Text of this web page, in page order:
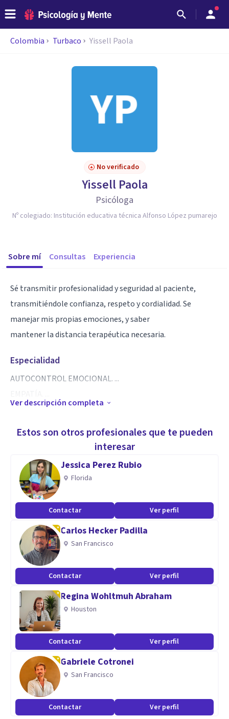
Colombia Turbaco Yissell Paola
No verificado
Yissell Paola
Psicóloga
Nº colegiado: Institución educativa técnica Alfonso López pumarejo
Sobre mí Consultas Experiencia
Sé transmitir profesionalidad y seguridad al paciente,
transmitiéndole confianza, respeto y cordialidad. Se
manejar mis propias emociones, y saber
mantener la distancia terapéutica necesaria.
Especialidad
AUTOCONTROL EMOCIONAL. ...
APERTURA MENTAL. ...
Aptitudes
Capacidad de abstracción, análisis y síntesis.
Capacidad de inteligencia emocional.
Capacidad para identificar, plantear y resolver problemas.
Capacidad de aprendizaje autónomo y actualizarse
permanentemente.
Capacidad para formular y gestionar proyectos.
Ver descripción completa
Estos son otros profesionales que te pueden
interesar
Jessica Perez Rubio
Florida
Contactar Ver perfil
Carlos Hecker Padilla
San Francisco
Contactar Ver perfil
Regina Wohltmuh Abraham
Houston
Contactar Ver perfil
Gabriele Cotronei
San Francisco
Contactar Ver perfil